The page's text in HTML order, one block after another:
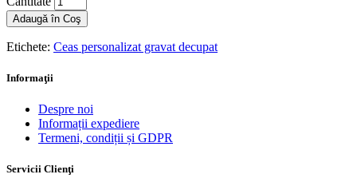
Adaugă în Coş
Etichete: Ceas personalizat gravat decupat
Informaţii
Despre noi
Informații expediere
Termeni, condiții și GDPR
Servicii Clienţi